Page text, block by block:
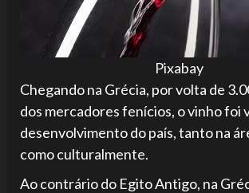
Pixabay
Chegando na Grécia, por volta de
dos mercadores fenícios, o vinho foi
desenvolvimento do país, tanto na
como culturalmente.
Ao contrário do Egito Antigo, na